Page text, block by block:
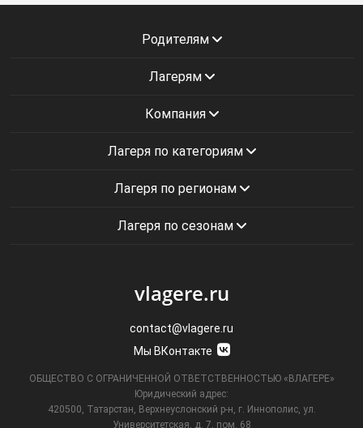
Родителям
Лагерям
Компания
Лагеря по категориям
Лагеря по регионам
Лагеря по сезонам
vlagere.ru
contact@vlagere.ru
Мы ВКонтакте
ОБЩЕСТВО С ОГРАНИЧЕННОЙ ОТВЕТСТВЕННОСТЬЮ «ВЛАГЕРЕ»
Юридический адрес:
420500, Татарстан, Верхнеуслонский р-н, г. Иннополис, ул.
Университетская,
д. 7, пом. 68